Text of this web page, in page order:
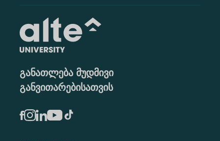
განათლება მუდმივი
განვითარებისათვის